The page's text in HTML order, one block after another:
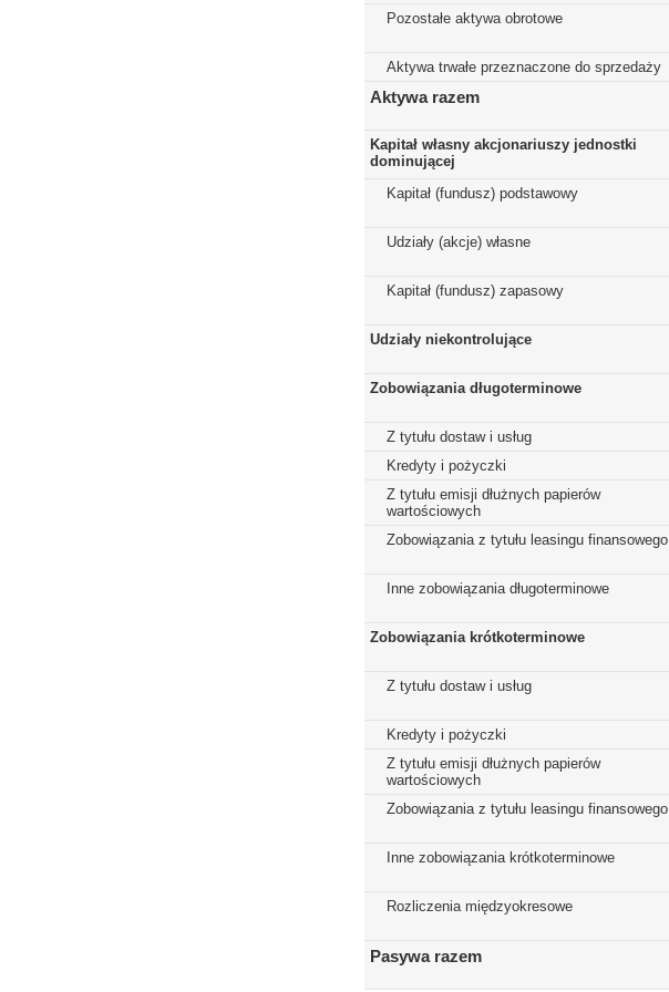
Pozostałe aktywa obrotowe
Aktywa trwałe przeznaczone do sprzedaży
Aktywa razem
Kapitał własny akcjonariuszy jednostki
dominującej
Kapitał (fundusz) podstawowy
Udziały (akcje) własne
Kapitał (fundusz) zapasowy
Udziały niekontrolujące
Zobowiązania długoterminowe
Z tytułu dostaw i usług
Kredyty i pożyczki
Z tytułu emisji dłużnych papierów
wartościowych
Zobowiązania z tytułu leasingu finansowego
Inne zobowiązania długoterminowe
Zobowiązania krótkoterminowe
Z tytułu dostaw i usług
Kredyty i pożyczki
Z tytułu emisji dłużnych papierów
wartościowych
Zobowiązania z tytułu leasingu finansowego
Inne zobowiązania krótkoterminowe
Rozliczenia międzyokresowe
Pasywa razem